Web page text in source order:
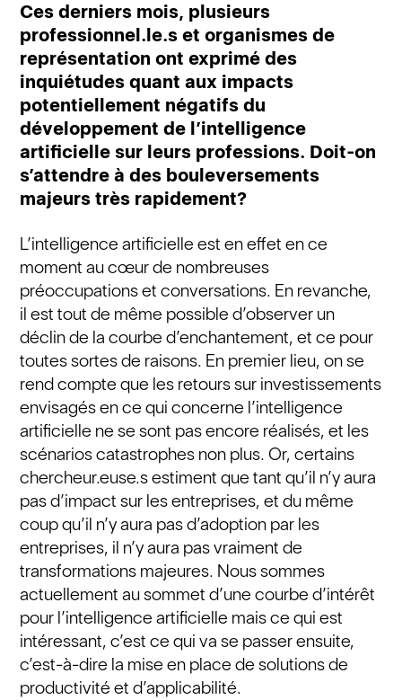
Ces derniers mois, plusieurs
professionnel.le.s et organismes de
représentation ont exprimé des
inquiétudes quant aux impacts
potentiellement négatifs du
développement de l’intelligence
artificielle sur leurs professions. Doit-on
s’attendre à des bouleversements
majeurs très rapidement?
L’intelligence artificielle est en effet en ce
moment au cœur de nombreuses
préoccupations et conversations. En revanche,
il est tout de même possible d’observer un
déclin de la courbe d’enchantement, et ce pour
toutes sortes de raisons. En premier lieu, on se
rend compte que les retours sur investissements
envisagés en ce qui concerne l’intelligence
artificielle ne se sont pas encore réalisés, et les
scénarios catastrophes non plus. Or, certains
chercheur.euse.s estiment que tant qu’il n’y aura
pas d’impact sur les entreprises, et du même
coup qu’il n’y aura pas d’adoption par les
entreprises, il n’y aura pas vraiment de
transformations majeures. Nous sommes
actuellement au sommet d’une courbe d’intérêt
pour l’intelligence artificielle mais ce qui est
intéressant, c’est ce qui va se passer ensuite,
c’est-à-dire la mise en place de solutions de
productivité et d’applicabilité.